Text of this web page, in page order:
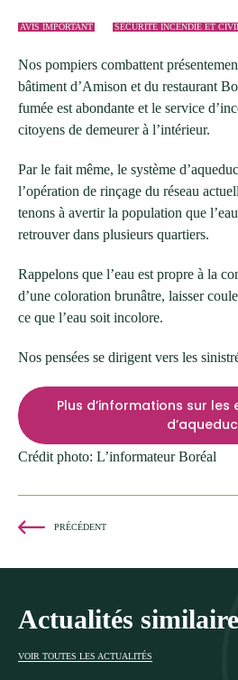
AVIS IMPORTANT SÉCURITÉ INCENDIE ET
Nos pompiers combattent
bâtiment d’Amison et du restaurant
fumée est abondante et le service
citoyens de demeurer à l’intérieur.
Par le fait même, le système
l’opération de rinçage du réseau
tenons à avertir la population que
retrouver dans plusieurs quartiers.
Rappelons que l’eau est propre à la
d’une coloration brunâtre, laisser
ce que l’eau soit incolore.
Nos pensées se dirigent vers les
Plus d’informations sur
d’aqueduc
Crédit photo: L’informateur Boréal
PRÉCÉDENT
Actualités
VOIR TOUTES LES ACTUALITÉS